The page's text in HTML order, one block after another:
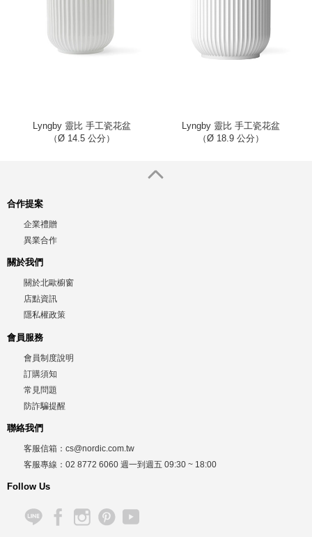
Lyngby 靈比 手工瓷花盆
（Ø 14.5 公分）
Lyngby 靈比 手工瓷花盆
（Ø 18.9 公分）
合作提案
企業禮贈
異業合作
關於我們
關於北歐櫥窗
店點資訊
隱私權政策
會員服務
會員制度說明
訂購須知
常見問題
防詐騙提醒
聯絡我們
客服信箱： cs@nordic.com.tw
客服專線： 02 8772 6060 週一到週五 09:30 ~ 18:00
Follow Us